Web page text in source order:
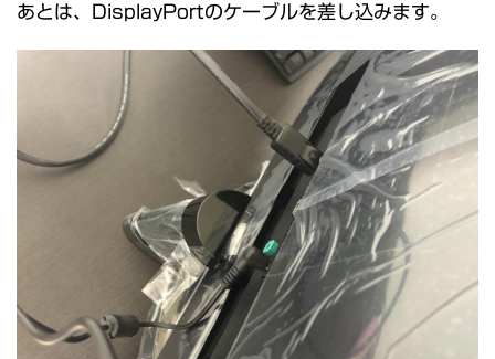
あとは、DisplayPortのケーブルを差し込みます。